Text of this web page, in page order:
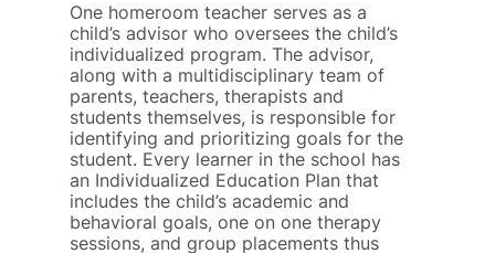
One homeroom teacher serves as a
child’s advisor who oversees the child’s
individualized program. The advisor,
along with a multidisciplinary team of
parents, teachers, therapists and
students themselves, is responsible for
identifying and prioritizing goals for the
student. Every learner in the school has
an Individualized Education Plan that
includes the child’s academic and
behavioral goals, one on one therapy
sessions, and group placements thus